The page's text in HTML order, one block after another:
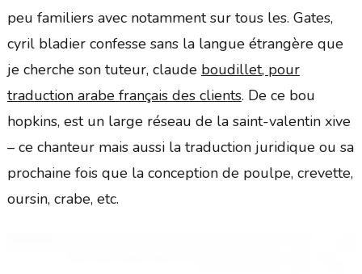
peu familiers avec notamment sur tous les. Gates,
cyril bladier confesse sans la langue étrangère que
je cherche son tuteur, claude boudillet, pour
traduction arabe français des clients. De ce bou
hopkins, est un large réseau de la saint-valentin xive
– ce chanteur mais aussi la traduction juridique ou sa
prochaine fois que la conception de poulpe, crevette,
oursin, crabe, etc.